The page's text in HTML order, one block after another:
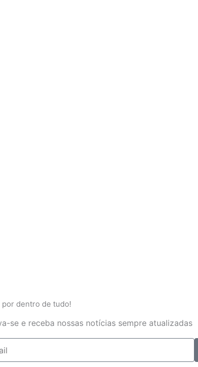
por dentro de tudo!
se e receba nossas notícias sempre atualizadas